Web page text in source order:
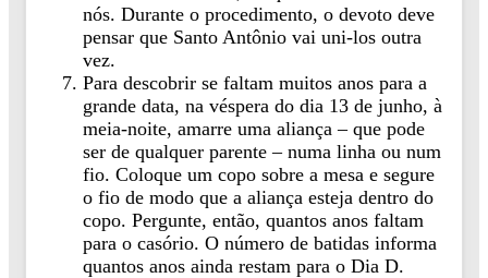
nós. Durante o procedimento, o devoto deve
pensar que Santo Antônio vai uni-los outra
vez.
Para descobrir se faltam muitos anos para a
grande data, na véspera do dia 13 de junho, à
meia-noite, amarre uma aliança – que pode
ser de qualquer parente – numa linha ou num
fio. Coloque um copo sobre a mesa e segure
o fio de modo que a aliança esteja dentro do
copo. Pergunte, então, quantos anos faltam
para o casório. O número de batidas informa
quantos anos ainda restam para o Dia D.